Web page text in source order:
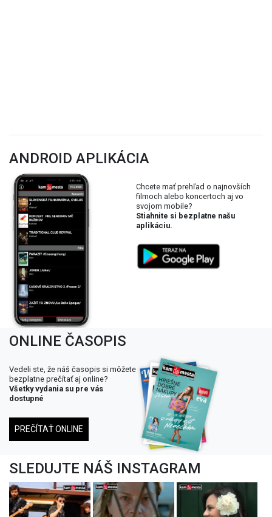
ANDROID APLIKÁCIA
Chcete mať prehľad o najnovších
filmoch alebo koncertoch aj vo
svojom mobile?
Stiahnite si bezplatne našu
aplikáciu.
ONLINE ČASOPIS
Vedeli ste, že náš časopis si môžete
bezplatne prečítať aj online?
Všetky vydania su pre vás
dostupné
PREČÍTAŤ ONLINE
SLEDUJTE NÁŠ INSTAGRAM